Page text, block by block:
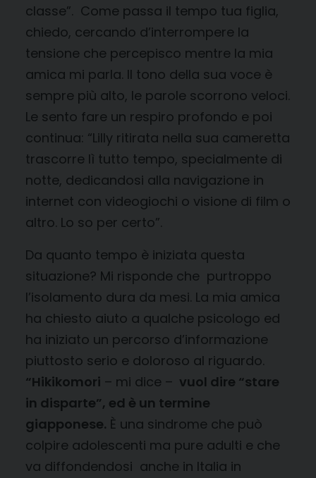
classe”. Come passa il tempo tua figlia,
chiedo, cercando d’interrompere la
tensione che percepisco mentre la mia
amica mi parla. Il tono della sua voce è
sempre più alto, le parole scorrono veloci.
Le sento fare un respiro profondo e poi
continua: “Lilly ritirata nella sua cameretta
trascorre lì tutto tempo, specialmente di
notte, dedicandosi alla navigazione in
internet con videogiochi o visione di film o
altro. Lo so per certo”.
Da quanto tempo è iniziata questa
situazione? Mi risponde che purtroppo
l’isolamento dura da mesi. La mia amica
ha chiesto aiuto a qualche psicologo ed
ha iniziato un percorso d’informazione
piuttosto serio e doloroso al riguardo.
“Hikikomori – mi dice – vuol dire “stare
in disparte”, ed è un termine
giapponese. È una sindrome che può
colpire adolescenti ma pure adulti e che
va diffondendosi anche in Italia in